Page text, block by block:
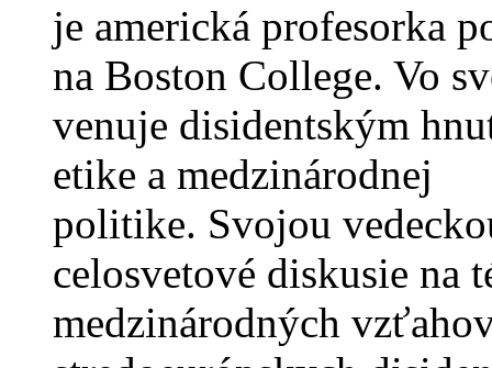
je americká profesorka
na Boston College. Vo
venuje disidentským
etike a medzinárodnej
politike. Svojou
celosvetové diskusie
medzinárodných